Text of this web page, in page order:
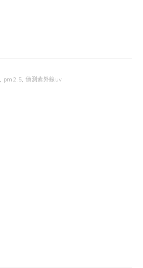
, pm2.5,偵測紫外線uv